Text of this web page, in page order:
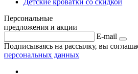
Персональные
предложения и акции
E-mail
Подписываясь на рассылку, вы
персональных данных